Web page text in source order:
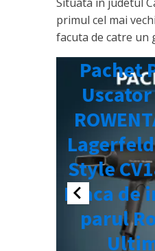
primul cel mai
facuta de catre un